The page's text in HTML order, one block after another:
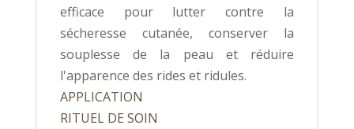
efficace pour lutter contre la
sécheresse cutanée, conserver la
souplesse de la peau et réduire
l'apparence des rides et ridules.
APPLICATION
RITUEL DE SOIN